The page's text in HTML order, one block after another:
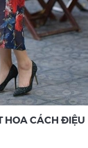
HOA CÁCH ĐIỆU